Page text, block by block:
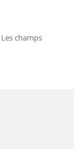
Les champs